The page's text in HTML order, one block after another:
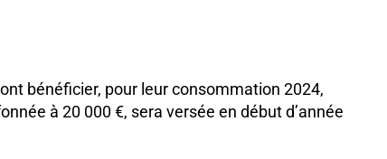
bénéficier, pour leur consommation 2024,
à 20 000 €, sera versée en début d’année